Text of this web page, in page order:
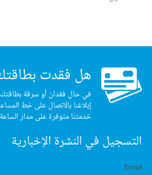
هل فقدت
في حال فقدان أو سرقة بطاقتك
إبلاغنا بالاتصال على خط
خدمتنا متوفرة على مدار الساعة
التسجيل في النشرة الإخبارية
Email